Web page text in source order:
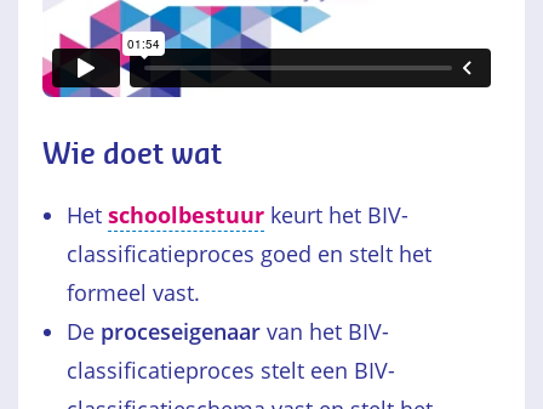
Wie doet wat
Het schoolbestuur keurt het BIV-
classificatieproces goed en stelt het
formeel vast.
De proceseigenaar van het BIV-
classificatieproces stelt een BIV-